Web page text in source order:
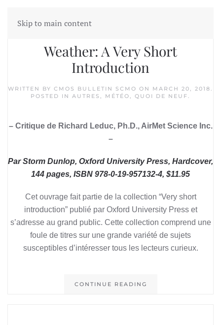
Skip to main content
Weather: A Very Short
Introduction
WRITTEN BY CMOS BULLETIN SCMO ON MARCH 20, 2018.
POSTED IN AUTRES , MÉTÉO, QUOI DE NEUF.
– Critique de Richard Leduc, Ph.D., AirMet Science Inc.
–
Par Storm Dunlop, Oxford University Press, Hardcover,
144 pages, ISBN 978-0-19-957132-4, $11.95
Cet ouvrage fait partie de la collection “Very short
introduction” publié par Oxford University Press et
s’adresse au grand public. Cette collection comprend une
foule de titres sur une grande variété de sujets
susceptibles d’intéresser tous les lecteurs curieux.
CONTINUE READING